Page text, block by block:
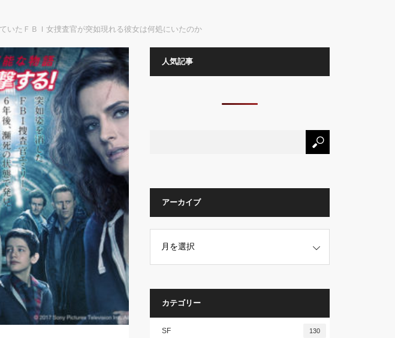
いたＦＢＩ女捜査官が突如現れる彼女は何処にいたのか
人気記事
アーカイブ
カテゴリー
SF 130